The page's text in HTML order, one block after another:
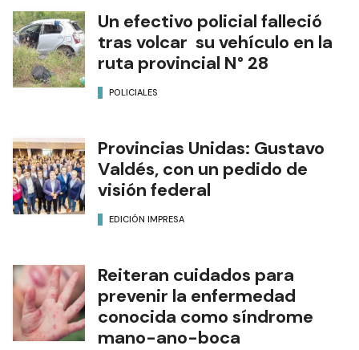
Un efectivo policial falleció
tras volcar su vehículo en la
ruta provincial N° 28
POLICIALES
Provincias Unidas: Gustavo
Valdés, con un pedido de
visión federal
EDICIÓN IMPRESA
Reiteran cuidados para
prevenir la enfermedad
conocida como síndrome
mano-ano-boca